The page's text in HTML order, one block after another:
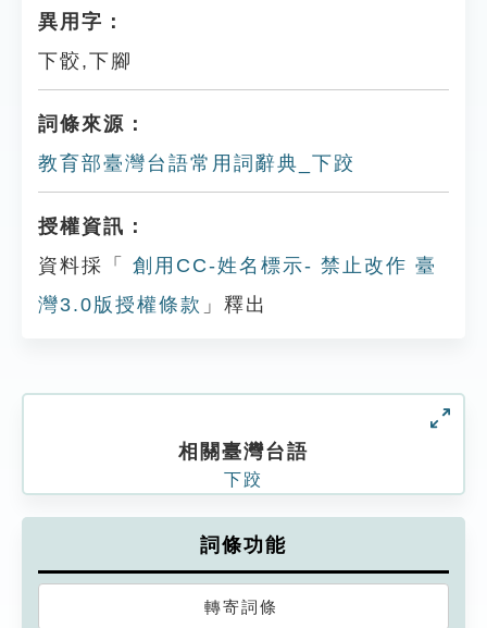
異用字：
下骹,下腳
詞條來源：
教育部臺灣台語常用詞辭典_下跤
授權資訊：
資料採「
創用CC-姓名標示- 禁止改作 臺
灣3.0版授權條款 」釋出
相關臺灣台語
下跤
詞條功能
轉寄詞條